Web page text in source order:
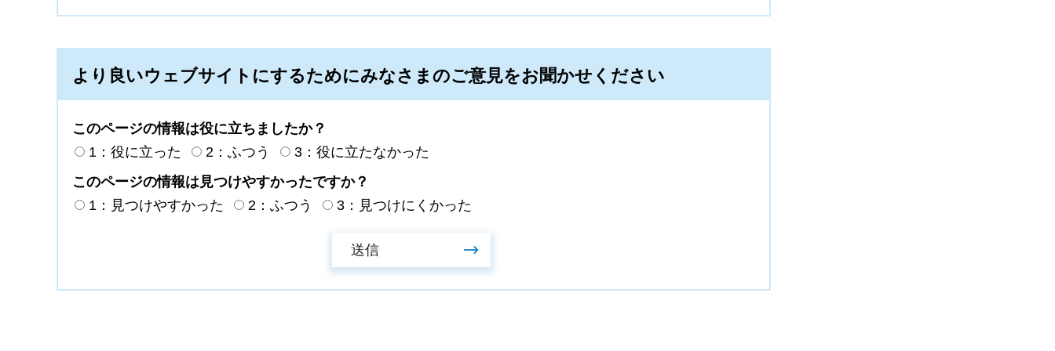
より良いウェブサイトにするためにみなさまのご意見をお聞かせください
このページの情報は役に立ちましたか？
1：役に立った
2：ふつう
3：役に立たなかった
このページの情報は見つけやすかったですか？
1：見つけやすかった
2：ふつう 3：見つけにくかった